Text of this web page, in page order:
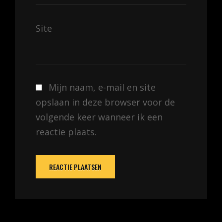
Site
Mijn naam, e-mail en site
opslaan in deze browser voor de
volgende keer wanneer ik een
reactie plaats.